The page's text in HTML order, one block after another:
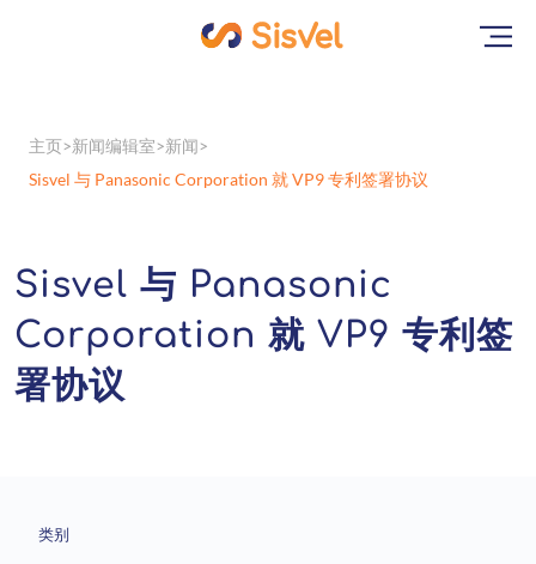
主页 新闻编辑室 新闻
Sisvel 与 Panasonic Corporation 就 VP9 专利签署协议
Sisvel 与 Panasonic
Corporation 就 VP9 专利签
署协议
类别